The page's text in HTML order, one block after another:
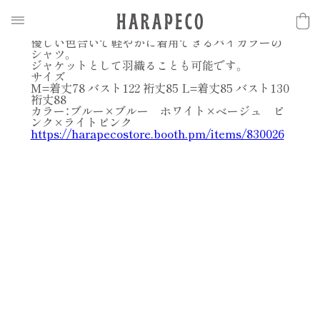
【harapeco SS 新作】バイカラーシャツJK
優しい色合いで軽やかに着用できるバイカラーの
シャツ。
ジャケットとして羽織ることも可能です。
サイズ
M=着丈78 バスト122 裄丈85 L=着丈85 バスト130
裄丈88
カラー：ブルー×ブルー ホワイト×ベージュ ピ
ンク×ライトピンク
https://harapecostore.booth.pm/items/830026